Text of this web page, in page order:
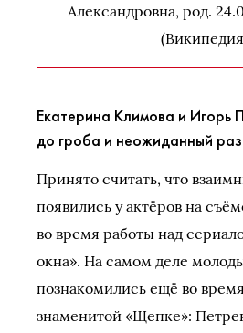
Александровна, род.
Екатерина Климова и Игорь
до гроба и неожиданный
Принято считать, что
появились у актёров на
во время работы над
окна». На самом деле
познакомились ещё во
знаменитой «Щепке»: